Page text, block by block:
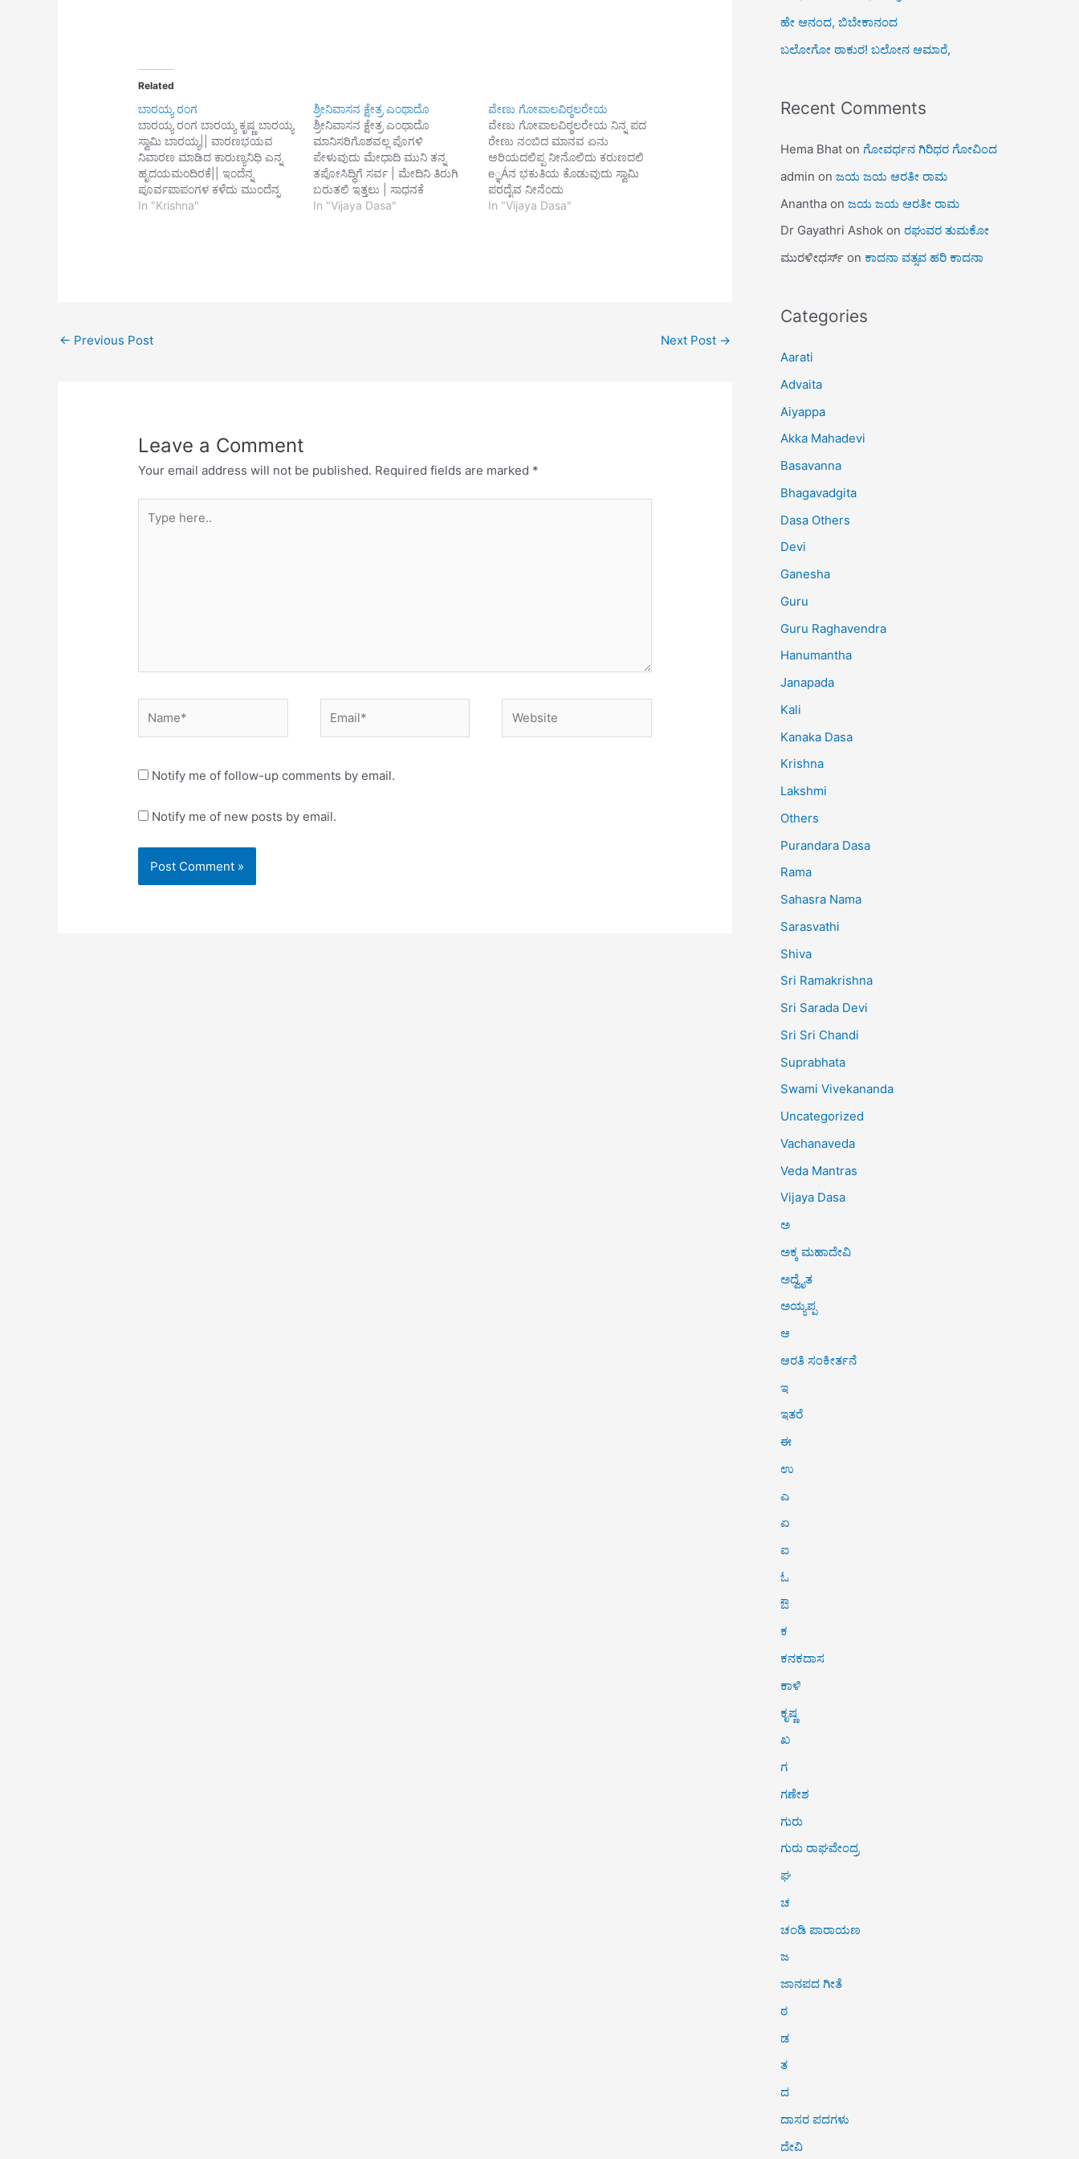
Related
ಬಾರಯ್ಯ ರಂಗ
ಬಾರಯ್ಯ ರಂಗ ಬಾರಯ್ಯ ಕೃಷ್ಣ ಬಾರಯ್ಯ
ಸ್ವಾಮಿ ಬಾರಯ್ಯ|| ವಾರಣಭಯವ
ನಿವಾರಣ ಮಾಡಿದ ಕಾರುಣ್ಯನಿಧಿ ಎನ್ನ
ಹೃದಯಮಂದಿರಕೆ|| ಇಂದೆನ್ನ
ಪೂರ್ವಪಾಪಂಗಳ ಕಳೆದು ಮುಂದೆನ್ನ
ಜನ್ಮ ಸಫಲವ ಗೈದು| ತಂದೆ ಶ್ರೀ
In "Krishna"
ಶ್ರೀನಿವಾಸನ ಕ್ಷೇತ್ರ ಎಂಥಾದೊ
ಶ್ರೀನಿವಾಸನ ಕ್ಷೇತ್ರ ಎಂಥಾದೊ
ಮಾನಿಸರಿಗೊಶವಲ್ಲ ಪೊಗಳಿ
ಪೇಳುವುದು ಮೇಧಾದಿ ಮುನಿ ತನ್ನ
ತಪೋಸಿದ್ಧಿಗೆ ಸರ್ವ | ಮೇದಿನಿ ತಿರುಗಿ
ಬರುತಲಿ ಇತ್ತಲು | ಸಾಧನಕೆ
ಸೌಮ್ಯವಾದ ಭೂಮಿಯನು ನೋಡಿ ಇವ
In "Vijaya Dasa"
ವೇಣು ಗೋಪಾಲವಿಠ್ಠಲರೇಯ
ವೇಣು ಗೋಪಾಲವಿಠ್ಠಲರೇಯ ನಿನ್ನ ಪದ
ರೇಣು ನಂಬಿದ ಮಾನವ ಏನು
ಅರಿಯದಲಿಪ್ಪ ನೀನೊಲಿದು ಕರುಣದಲಿ
e್ಞÁನ ಭಕುತಿಯ ಕೊಡುವುದು ಸ್ವಾಮಿ
ಪರದೈವ ನೀನೆಂದು
ಮೂಢಮತಿಯಾದವನು |
In "Vijaya Dasa"
← Previous Post Next Post →
Leave a Comment
Your email address will not be published. Required fields are marked *
here..
Notify me of follow-up comments by email.
Notify me of new posts by email.
ಹೇ ಆನಂದ, ಬಿಬೇಕಾನಂದ
ಬಲೋಗೋ ಠಾಕುರ! ಬಲೋನ ಆಮಾರೆ,
Recent Comments
Hema Bhat on ಗೋವರ್ಧನ ಗಿರಿಧರ ಗೋವಿಂದ
admin on ಜಯ ಜಯ ಆರತೀ ರಾಮ
Anantha on ಜಯ ಜಯ ಆರತೀ ರಾಮ
Dr Gayathri Ashok on ರಘುವರ ತುಮಕೋ
ಮುರಳೀಧರ್ಸ್ on ಕಾದನಾ ವತ್ಸವ ಹರಿ ಕಾದನಾ
Categories
Aarati
Advaita
Aiyappa
Akka Mahadevi
Basavanna
Bhagavadgita
Dasa Others
Devi
Ganesha
Guru
Guru Raghavendra
Hanumantha
Janapada
Kali
Kanaka Dasa
Krishna
Lakshmi
Others
Purandara Dasa
Rama
Sahasra Nama
Sarasvathi
Shiva
Sri Ramakrishna
Sri Sarada Devi
Sri Sri Chandi
Suprabhata
Swami Vivekananda
Uncategorized
Vachanaveda
Veda Mantras
Vijaya Dasa
ಅ
ಅಕ್ಕ ಮಹಾದೇವಿ
ಅದ್ವೈತ
ಅಯ್ಯಪ್ಪ
ಆ
ಆರತಿ ಸಂಕೀರ್ತನೆ
ಇ
ಇತರೆ
ಈ
ಉ
ಎ
ಏ
ಐ
ಓ
ಔ
ಕ
ಕನಕದಾಸ
ಕಾಳಿ
ಕೃಷ್ಣ
ಖ
ಗ
ಗಣೇಶ
ಗುರು
ಗುರು ರಾಘವೇಂದ್ರ
ಘ
ಚ
ಚಂಡಿ ಪಾರಾಯಣ
ಜ
ಜಾನಪದ ಗೀತೆ
ಠ
ಡ
ತ
ದ
ದಾಸರ ಪದಗಳು
ದೇವಿ